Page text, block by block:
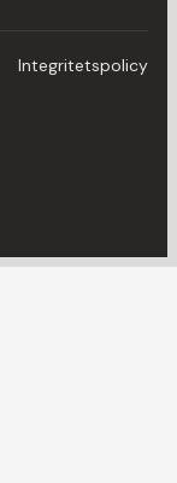
Integritetspolicy